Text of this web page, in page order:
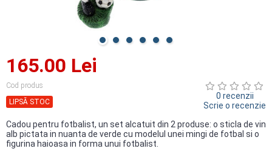
165.00 Lei
Cod produs
LIPSĂ STOC
0 recenzii
Scrie o recenzie
Cadou pentru fotbalist, un set alcatuit din 2 produse: o sticla de vin
alb pictata in nuanta de verde cu modelul unei mingi de fotbal si o
figurina haioasa in forma unui fotbalist.